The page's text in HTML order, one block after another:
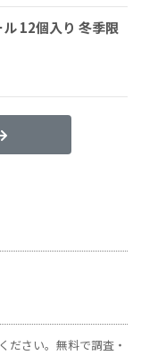
12個入り 冬季限
ださい。無料で調査・